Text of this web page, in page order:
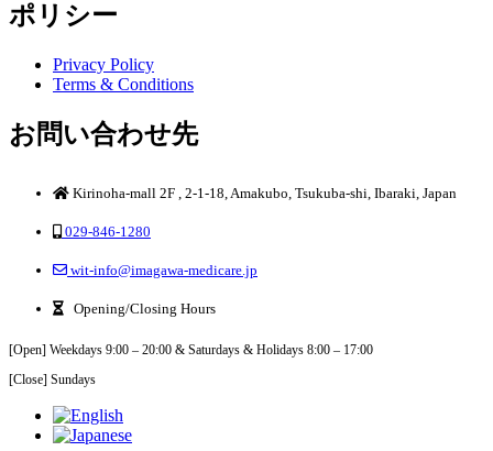
ポリシー
Privacy Policy
Terms & Conditions
お問い合わせ先
Kirinoha-mall 2F , 2-1-18, Amakubo, Tsukuba-shi, Ibaraki, Japan
029-846-1280
wit-info@imagawa-medicare.jp
Opening/Closing Hours
[Open] Weekdays 9:00 – 20:00 & Saturdays & Holidays 8:00 – 17:00
[Close] Sundays